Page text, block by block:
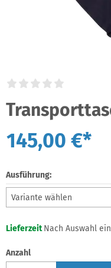
145,00 €*
Ausführung:
Variante wählen
LieferzeitNach Auswahl
Anzahl